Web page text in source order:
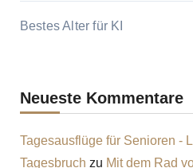
Bestes Alter für KI
Neueste Kommentare
Tagesausflüge für Senioren -
Tagesbruch zu Mit dem Rad